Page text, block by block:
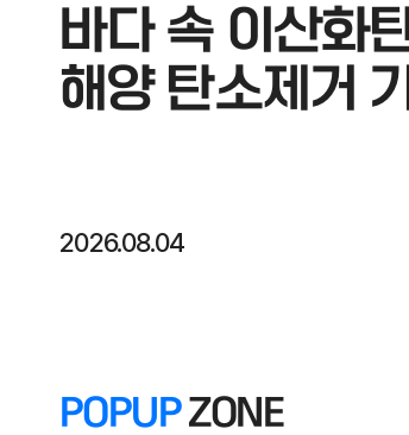
바다 속 이산화
해양 탄소제거
2026.08.04
POPUPZONE